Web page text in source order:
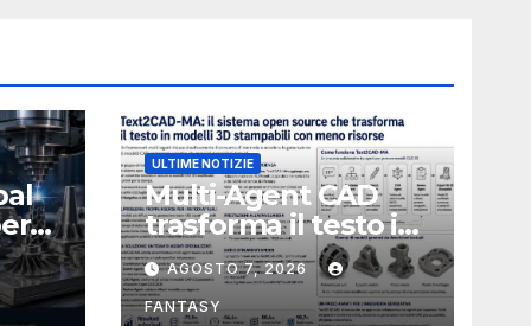
ULTIME NOTIZIE
Multi-Agent CAD
trasforma il testo in
CAD usando 116
volte meno token
AGOSTO 7, 2026
FANTASY